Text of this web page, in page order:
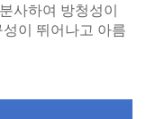
사하여 방청성이
이 뛰어나고 아름